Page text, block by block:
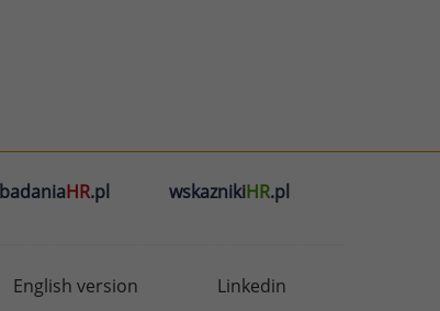
badaniaHR.pl wskaznikiHR.pl
English version Linkedin